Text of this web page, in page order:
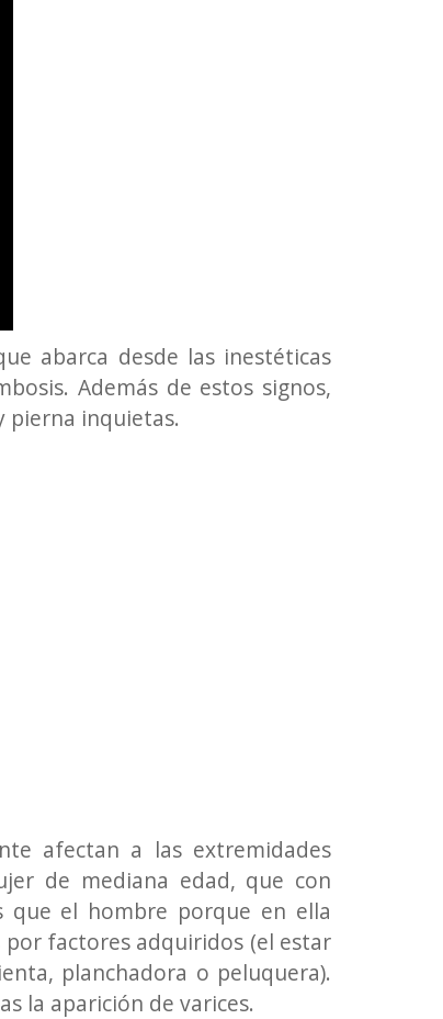
abarca desde las inestéticas
Además de estos signos,
pierna inquietas.
afectan a las extremidades
de mediana edad, que con
que el hombre porque en ella
factores adquiridos (el estar
planchadora o peluquera).
la aparición de varices.